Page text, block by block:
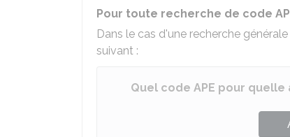
Pour toute recherche de code
Dans le cas d'une recherche
suivant :
Quel code APE pour quelle